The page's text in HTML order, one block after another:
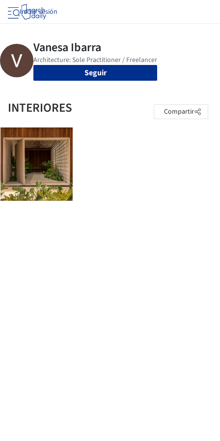
Iniciar sesión
Seguir
INTERIORES Compartir